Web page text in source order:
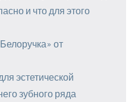
и что для этого
от
эстетической
зубного ряда